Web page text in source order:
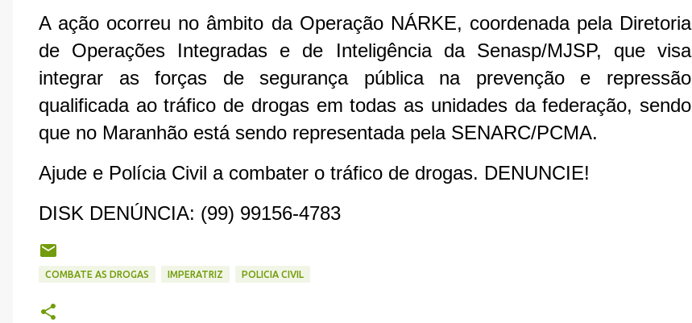
A ação ocorreu no âmbito da Operação NÁRKE, coordenada pela Diretoria
de Operações Integradas e de Inteligência da Senasp/MJSP, que visa
integrar as forças de segurança pública na prevenção e repressão
qualificada ao tráfico de drogas em todas as unidades da federação, sendo
que no Maranhão está sendo representada pela SENARC/PCMA.
Ajude e Polícia Civil a combater o tráfico de drogas. DENUNCIE!
DISK DENÚNCIA: (99) 99156-4783
COMBATE AS DROGAS IMPERATRIZ POLICIA CIVIL